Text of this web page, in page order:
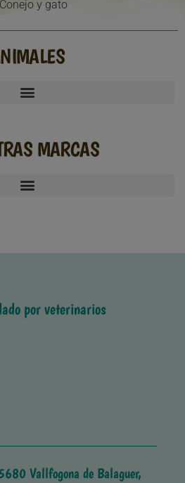
MARCAS
por veterinarios
Vallfogona de Balaguer,